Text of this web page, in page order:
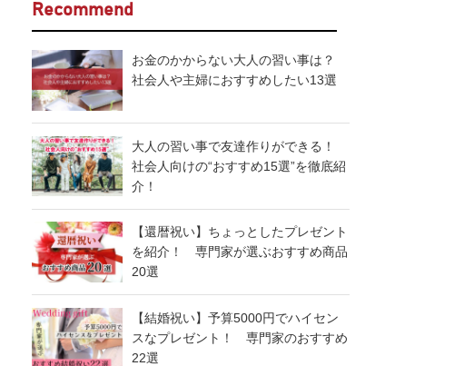
Recommend
お金のかからない大人の習い事は？
社会人や主婦におすすめしたい13選
大人の習い事で友達作りができる！
社会人向けの“おすすめ15選”を徹底紹
介！
【還暦祝い】ちょっとしたプレゼント
を紹介！ 専門家が選ぶおすすめ商品
20選
【結婚祝い】予算5000円でハイセン
スなプレゼント！ 専門家のおすすめ
22選